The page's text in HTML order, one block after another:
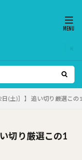
日(土)］】 追い切り厳選この
切り厳選この1